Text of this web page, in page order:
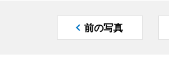
前の写真